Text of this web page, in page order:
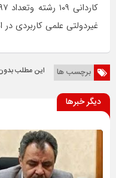
غیردولتی علمی کاربردی در
برچسب ها این مطلب
دیگر خبرها